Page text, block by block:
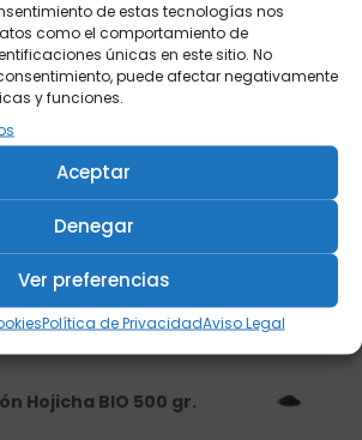
de estas tecnologías nos
como el comportamiento de
únicas en este sitio. No
puede afectar negativamente
y funciones.
Aceptar
Denegar
Ver preferencias
Política de PrivacidadAviso Legal
Cats" 0,25l.
Hojicha BIO 500 gr.